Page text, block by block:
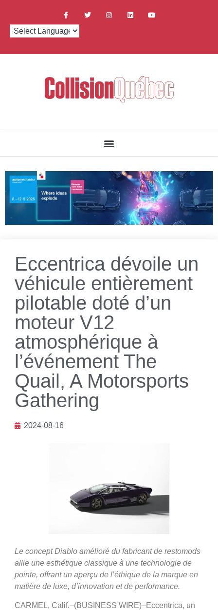
Eccentrica dévoile un
véhicule entièrement
pilotable doté d’un
moteur V12
atmosphérique à
l’événement The
Quail, A Motorsports
Gathering
2024-08-16
Le concept Diablo amélioré du fabricant de restomods
allie une esthétique classique à une technologie de
pointe, offrant un aperçu de l’éthique de la marque en
matière de luxe, d’innovation et de performance.
CARMEL, Calif.–(BUSINESS WIRE)–Eccentrica, un